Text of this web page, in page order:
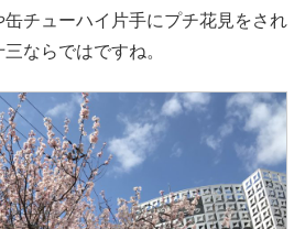
チューハイ片手にプチ花見をされ
ならではですね。